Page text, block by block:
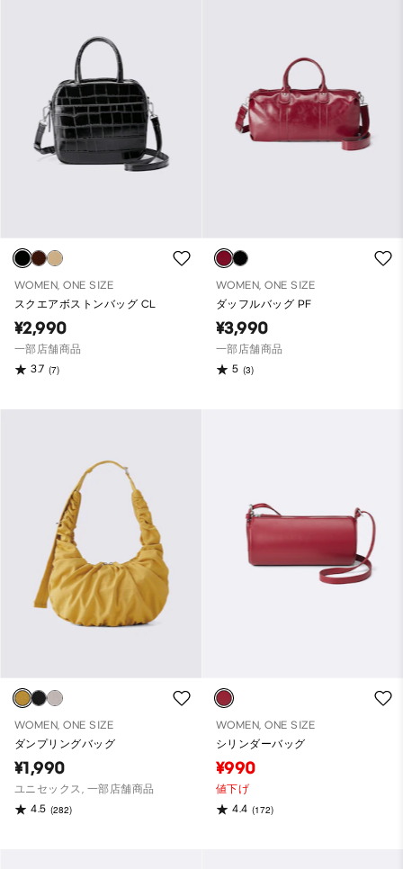
WOMEN, ONE SIZE
スクエアボストンバッグ CL
¥2,990
一部店舗商品
3.7 (7)
WOMEN, ONE SIZE
ダッフルバッグ PF
¥3,990
一部店舗商品
5 (3)
WOMEN, ONE SIZE
ダンプリングバッグ
¥1,990
ユニセックス, 一部店舗商品
4.5 (282)
WOMEN, ONE SIZE
シリンダーバッグ
¥990
値下げ
4.4 (172)